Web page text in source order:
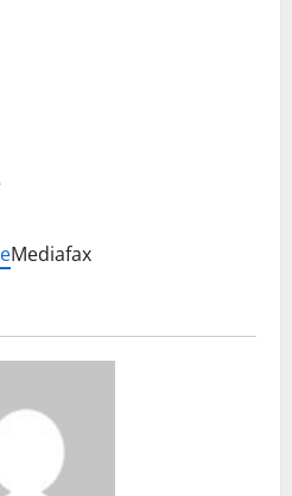
Mediafax